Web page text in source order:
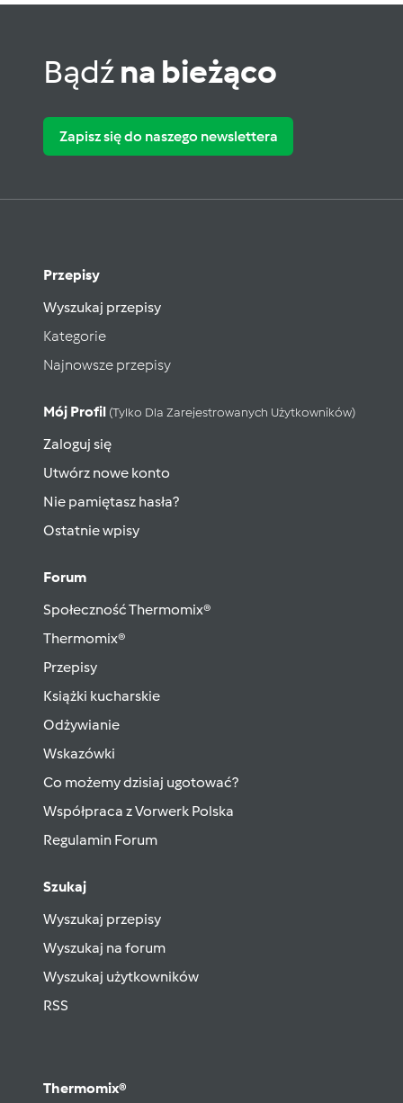
Bądźna bieżąco
Zapisz się do naszego newslettera
Przepisy
Wyszukaj przepisy
Kategorie
Najnowsze przepisy
Mój Profil (tylko Dla Zarejestrowanych Użytkowników)
Zaloguj się
Utwórz nowe konto
Nie pamiętasz hasła?
Ostatnie wpisy
Forum
Społeczność Thermomix®
Thermomix®
Przepisy
Książki kucharskie
Odżywianie
Wskazówki
Co możemy dzisiaj ugotować?
Współpraca z Vorwerk Polska
Regulamin Forum
Szukaj
Wyszukaj przepisy
Wyszukaj na forum
Wyszukaj użytkowników
RSS
Thermomix®